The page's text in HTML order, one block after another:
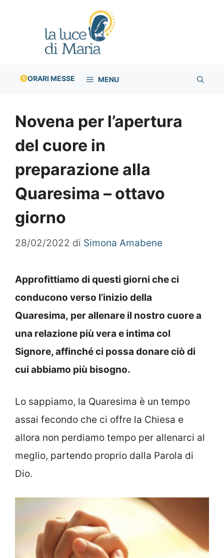
ORARI MESSE MENU
Novena per l’apertura
del cuore in
preparazione alla
Quaresima – ottavo
giorno
28/02/2022 di Simona Amabene
Approfittiamo di questi giorni che ci
conducono verso l’inizio della
Quaresima, per allenare il nostro cuore a
una relazione più vera e intima col
Signore, affinché ci possa donare ciò di
cui abbiamo più bisogno.
Lo sappiamo, la Quaresima è un tempo
assai fecondo che ci offre la Chiesa e
allora non perdiamo tempo per allenarci al
meglio, partendo proprio dalla Parola di
Dio.